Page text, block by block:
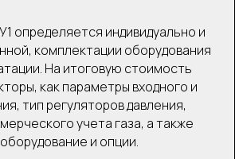
определяется индивидуально и
комплектации оборудования
На итоговую стоимость
как параметры входного и
тип регуляторов давления,
учета газа, а также
и опции.